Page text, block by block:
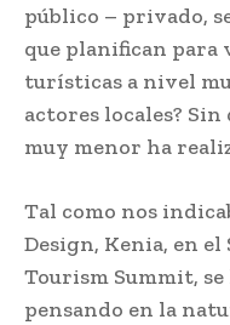
público – privado,
que planifican para
turísticas a nivel
actores locales?
muy menor ha
Tal como nos
Design, Kenia, en
Tourism Summit,
pensando en la